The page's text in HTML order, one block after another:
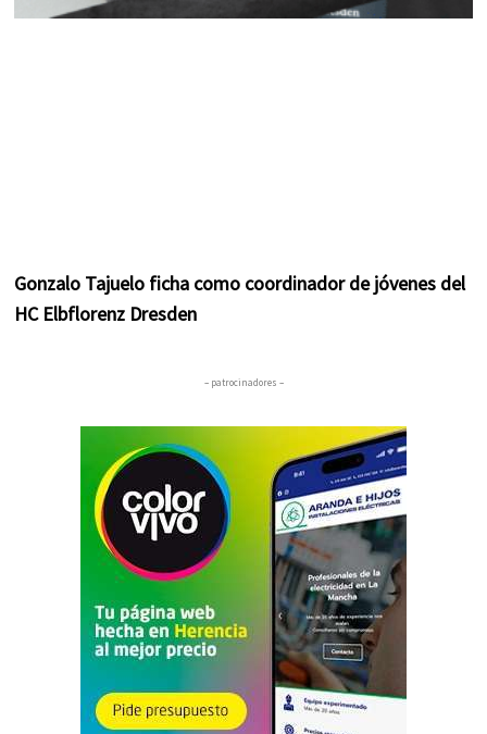
Gonzalo Tajuelo ficha como coordinador de jóvenes del
HC Elbflorenz Dresden
– patrocinadores –